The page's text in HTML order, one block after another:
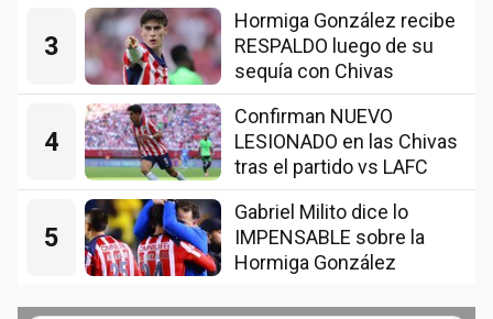
3
Hormiga González recibe
RESPALDO luego de su
sequía con Chivas
4
Confirman NUEVO
LESIONADO en las Chivas
tras el partido vs LAFC
5
Gabriel Milito dice lo
IMPENSABLE sobre la
Hormiga González